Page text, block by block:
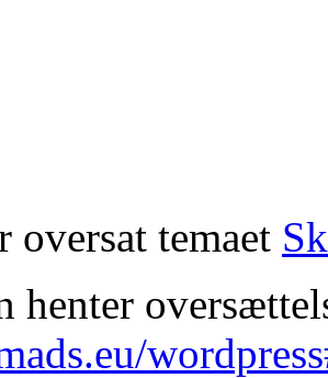
oversat temaet
henter